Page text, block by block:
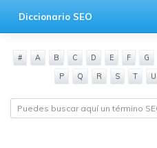
Diccionario SEO
# A B C D E F G
P
Q R S T U